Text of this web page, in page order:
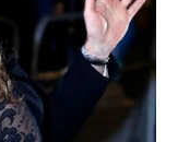
de
los com uma
você pode
um pingo de